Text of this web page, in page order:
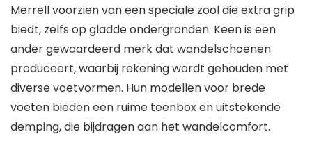
Merrell voorzien van een speciale zool die extra grip
biedt, zelfs op gladde ondergronden. Keen is een
ander gewaardeerd merk dat wandelschoenen
produceert, waarbij rekening wordt gehouden met
diverse voetvormen. Hun modellen voor brede
voeten bieden een ruime teenbox en uitstekende
demping, die bijdragen aan het wandelcomfort.